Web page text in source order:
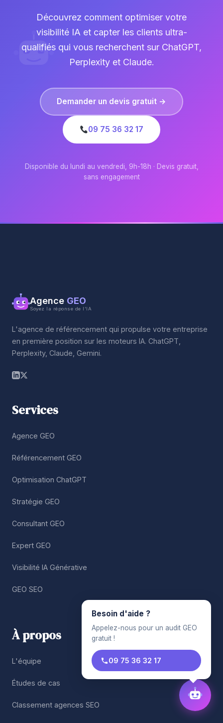
Découvrez comment optimiser votre
visibilité IA et capter les clients ultra-
qualifiés qui vous recherchent sur ChatGPT,
Perplexity et Claude.
Demander un devis gratuit →
09 75 36 32 17
Disponible du lundi au vendredi, 9h-18h · Devis gratuit,
sans engagement
Agence GEO
Soyez la réponse de l'IA
L'agence de référencement qui propulse votre entreprise
en première position sur les moteurs IA. ChatGPT,
Perplexity, Claude, Gemini.
Services
Agence GEO
Référencement GEO
Optimisation ChatGPT
Stratégie GEO
Consultant GEO
Expert GEO
Visibilité IA Générative
GEO SEO
À propos
L'équipe
Études de cas
Classement agences SEO
Besoin d'aide ?
Appelez-nous pour un audit GEO
gratuit !
09 75 36 32 17